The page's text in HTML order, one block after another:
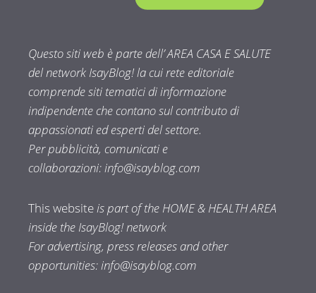
Questo siti web è parte dell’ AREA CASA E SALUTE
del network IsayBlog! la cui rete editoriale
comprende siti tematici di informazione
indipendente che contano sul contributo di
appassionati ed esperti del settore.
Per pubblicità, comunicati e
collaborazioni:info@isayblog.com
This websiteis part of the HOME & HEALTH AREA
inside the IsayBlog! network
For advertising, press releases and other
opportunities:info@isayblog.com